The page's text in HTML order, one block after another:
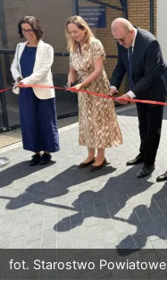
fot. Starostwo Powiatowe